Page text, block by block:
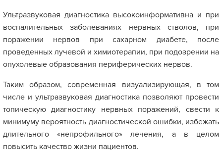
Ультразвуковая диагностика высокоинформативна и при
воспалительных заболеваниях нервных стволов, при
поражении нервов при сахарном диабете, после
проведенных лучевой и химиотерапии, при подозрении на
опухолевые образования периферических нервов.
Таким образом, современная визуализирующая, в том
числе и ультразвуковая диагностика позволяют провести
топическую диагностику нервных поражений, свести к
минимуму вероятность диагностической ошибки, избежать
длительного «непрофильного» лечения, а в целом
повысить качество жизни пациентов.